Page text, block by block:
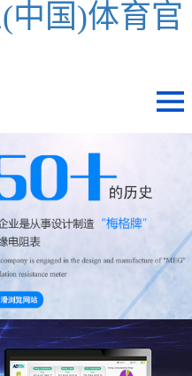
中国)体育官